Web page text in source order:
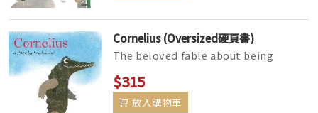
Cornelius (Oversized硬頁書)
The beloved fable about being
yourself, from four-time Caldecott
Honor-winner Leo Lionni, is now
ava...
$315
放入購物車